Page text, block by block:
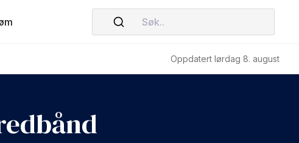
Søk..
Oppdatert lørdag 8. august